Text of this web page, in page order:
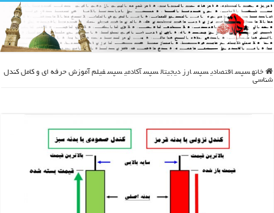
خانه سپس اقتصادی سپس ارز دیجیتال سپس آکادمی سپس فیلم آموزش حرفه ای و کامل کندل
شناسی